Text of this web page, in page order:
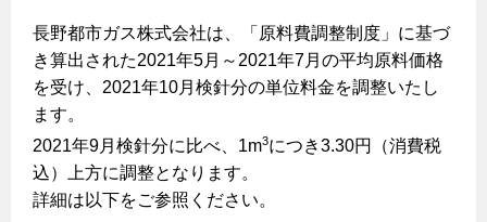
クレジットカードによるお支払い
払込書による窓口でのお支払い
払込書によるスマホアプリでのお支払い
検針について
原料費調整制度について
ガス給湯器とエコキュートの比較
快適性
経済性
ライフスタイルの変化に対応するエコジョーズ
グリル活用法
コンロの取替えは
レンジフード
レンジフード
サニタリーをリフォーム
その他をリフォーム
リフォーム事例紹介
3つのあんしん宣言
長野都市ガスのでんきのポイント
電気料金 長野都市ガスでんきプラン
都市ガスでんき 従量電灯Ｂ
都市ガスでんき 従量電灯Ｃ
都市ガスでんき 低圧電力
Chef Ropia's JOYFUL CUISINE
ヤミーのレシピ帖
食育活動について
エコ・クッキング
法人のお客様へ
お問合わせ・資料請求
長野都市ガス株式会社は、「原料費調整制度」に基づ
き算出された2021年5月～2021年7月の平均原料価格
を受け、2021年10月検針分の単位料金を調整いたし
ます。
2021年9月検針分に比べ、1m3につき3.30円（消費税
込）上方に調整となります。
詳細は以下をご参照ください。